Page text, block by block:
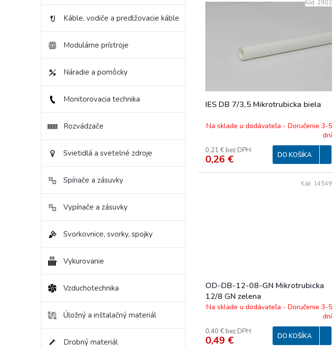
Káble, vodiče a predlžovacie káble
Modulárne prístroje
Náradie a pomôcky
Monitorovacia technika
Rozvádzače
Svietidlá a svetelné zdroje
Spínače a zásuvky
Vypínače a zásuvky
Svorkovnice, svorky, spojky
Vykurovanie
Vzduchotechnika
Úložný a inštalačný materiál
Drobný materiál
t
o
u
k
o
IES DB 7/3,5 Mikrotrubicka biela
Na sklade u dodávateľa - Doručenie 3-5
dní
0,21 € bez DPH
0,26 € DO KOŠÍKA
Kód: 2902
OD-DB-12-08-GN Mikrotrubicka
12/8 GN zelena
Na sklade u dodávateľa - Doručenie 3-5
dní
0,40 € bez DPH
0,49 € DO KOŠÍKA
Kód: 14549